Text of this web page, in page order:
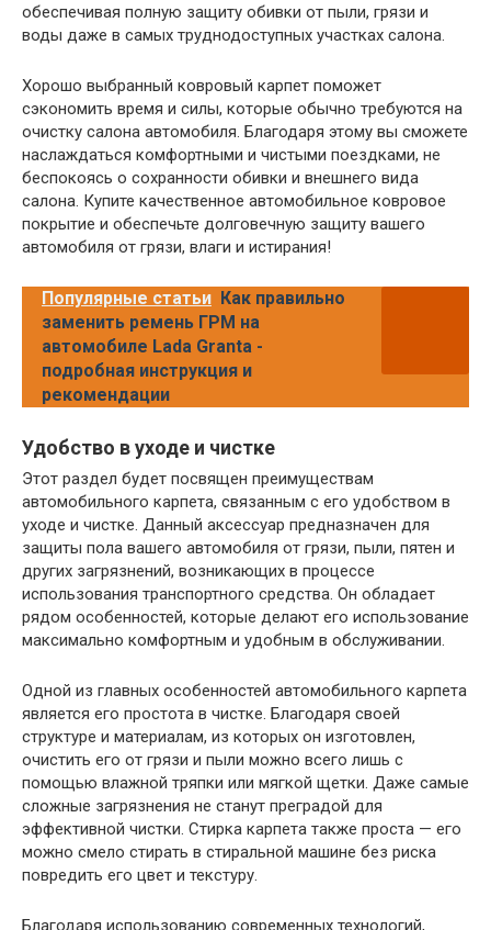
обеспечивая полную защиту обивки от пыли, грязи и
воды даже в самых труднодоступных участках салона.
Хорошо выбранный ковровый карпет поможет
сэкономить время и силы, которые обычно требуются на
очистку салона автомобиля. Благодаря этому вы сможете
наслаждаться комфортными и чистыми поездками, не
беспокоясь о сохранности обивки и внешнего вида
салона. Купите качественное автомобильное ковровое
покрытие и обеспечьте долговечную защиту вашего
автомобиля от грязи, влаги и истирания!
Популярные статьи Как правильно
заменить ремень ГРМ на
автомобиле Lada Grantа -
подробная инструкция и
рекомендации
Удобство в уходе и чистке
Этот раздел будет посвящен преимуществам
автомобильного карпета, связанным с его удобством в
уходе и чистке. Данный аксессуар предназначен для
защиты пола вашего автомобиля от грязи, пыли, пятен и
других загрязнений, возникающих в процессе
использования транспортного средства. Он обладает
рядом особенностей, которые делают его использование
максимально комфортным и удобным в обслуживании.
Одной из главных особенностей автомобильного карпета
является его простота в чистке. Благодаря своей
структуре и материалам, из которых он изготовлен,
очистить его от грязи и пыли можно всего лишь с
помощью влажной тряпки или мягкой щетки. Даже самые
сложные загрязнения не станут преградой для
эффективной чистки. Стирка карпета также проста — его
можно смело стирать в стиральной машине без риска
повредить его цвет и текстуру.
Благодаря использованию современных технологий,